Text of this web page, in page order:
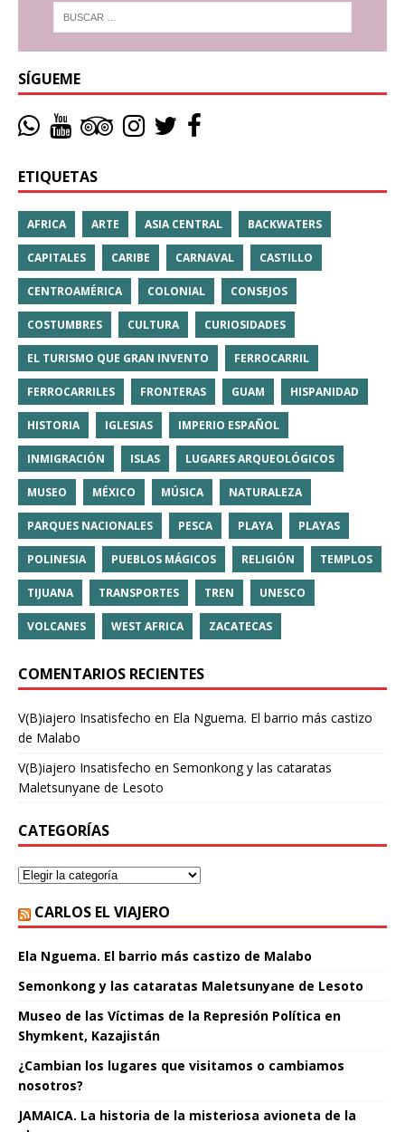
SÍGUEME
ETIQUETAS
AFRICA ARTE ASIA CENTRAL BACKWATERS
CAPITALES CARIBE CARNAVAL CASTILLO
CENTROAMÉRICA COLONIAL CONSEJOS
COSTUMBRES CULTURA CURIOSIDADES
EL TURISMO QUE GRAN INVENTO FERROCARRIL
FERROCARRILES FRONTERAS GUAM HISPANIDAD
HISTORIA IGLESIAS IMPERIO ESPAÑOL
INMIGRACIÓN ISLAS LUGARES ARQUEOLÓGICOS
MUSEO MÉXICO MÚSICA NATURALEZA
PARQUES NACIONALES PESCA PLAYA PLAYAS
POLINESIA PUEBLOS MÁGICOS RELIGIÓN TEMPLOS
TIJUANA TRANSPORTES TREN UNESCO
VOLCANES WEST AFRICA ZACATECAS
COMENTARIOS RECIENTES
V(B)iajero Insatisfecho en Ela Nguema. El barrio más castizo
de Malabo
V(B)iajero Insatisfecho en Semonkong y las cataratas
Maletsunyane de Lesoto
CATEGORÍAS
CARLOS EL VIAJERO
Ela Nguema. El barrio más castizo de Malabo
Semonkong y las cataratas Maletsunyane de Lesoto
Museo de las Víctimas de la Represión Política en
Shymkent, Kazajistán
¿Cambian los lugares que visitamos o cambiamos
nosotros?
JAMAICA. La historia de la misteriosa avioneta de la